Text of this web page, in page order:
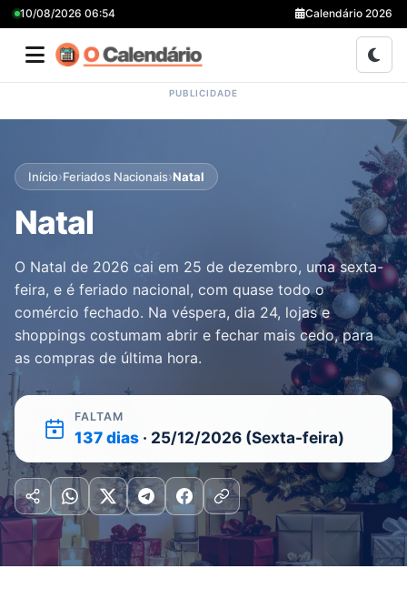
10/08/2026 06:54 Calendário 2026
Início›Feriados Nacionais›Natal
Natal
O Natal de 2026 cai em 25 de dezembro, uma sexta-
feira, e é feriado nacional, com quase todo o
comércio fechado. Na véspera, dia 24, lojas e
shoppings costumam abrir e fechar mais cedo, para
as compras de última hora.
FALTAM
137 dias · 25/12/2026 (Sexta-feira)